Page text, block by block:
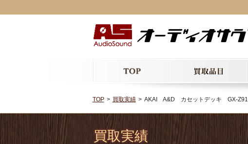
TOP 買取実績 AKAI A&D カセットデッキ GX-
買取実績